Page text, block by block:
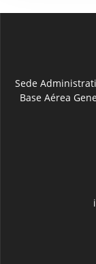
Sede
Base Aérea